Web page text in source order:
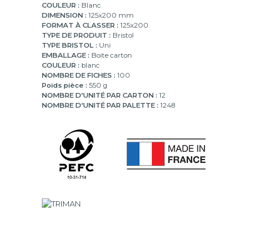
COULEUR : Blanc
DIMENSION : 125x200 mm
FORMAT À CLASSER : 125x200
TYPE DE PRODUIT : Bristol
TYPE BRISTOL : Uni
EMBALLAGE : Boite carton
COULEUR : blanc
NOMBRE DE FICHES : 100
Poids pièce : 550 g
NOMBRE D'UNITÉ PAR CARTON : 12
NOMBRE D'UNITÉ PAR PALETTE : 1248